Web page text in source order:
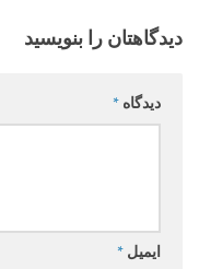
دیدگاهتان را بنویسید
دیدگاه *
ایمیل *